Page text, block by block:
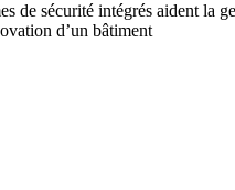
de sécurité intégrés aident la
d’un bâtiment